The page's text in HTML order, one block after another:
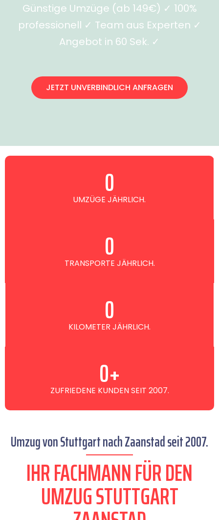
Günstige Umzüge (ab 149€) ✓ 100%
professionell ✓ Team aus Experten ✓
Angebot in 60 Sek. ✓
JETZT UNVERBINDLICH ANFRAGEN
UMZÜGE JÄHRLICH.
0
TRANSPORTE JÄHRLICH.
0
KILOMETER JÄHRLICH.
0
ZUFRIEDENE KUNDEN SEIT 2007.
0+
Umzug von Stuttgart nach Zaanstad seit 2007.
IHR FACHMANN FÜR DEN
UMZUG STUTTGART